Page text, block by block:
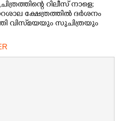
റിലീസ് നാളെ;
ക്ഷേത്രത്തിൽ ദർശനം
വിസ്‌മയയും സുചിത്രയും